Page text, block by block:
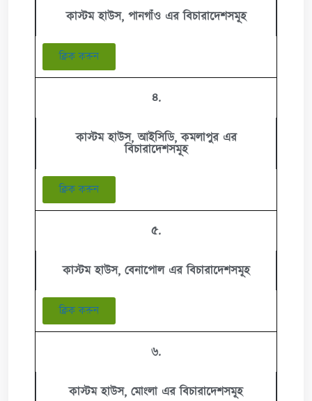
কাস্টম হাউস, পানগাঁও এর বিচারাদেশসমূহ
ক্লিক করুন
৪.
কাস্টম হাউস, আইসিডি, কমলাপুর এর
বিচারাদেশসমূহ
ক্লিক করুন
৫.
কাস্টম হাউস, বেনাপোল এর বিচারাদেশসমূহ
ক্লিক করুন
৬.
কাস্টম হাউস, মোংলা এর বিচারাদেশসমূহ